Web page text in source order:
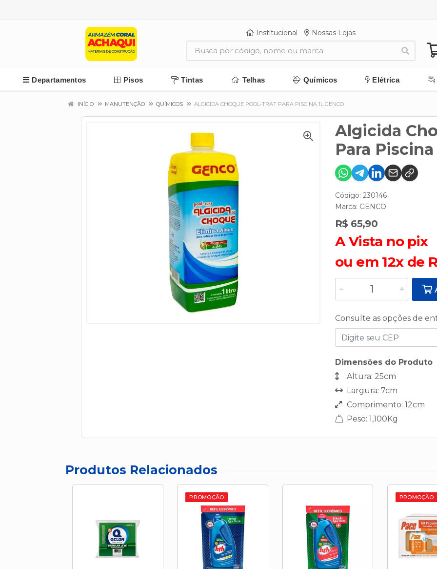
Institucional Nossas Lojas
Departamentos Pisos Tintas Telhas Químicos Elétrica
INÍCIO MANUTENÇÃO QUÍMICOS ALGICIDA CHOQUE POOL-TRAT PARA PISCINA 1L GENCO
Algicida
Para Piscina
Código: 230146
Marca: GENCO
R$ 65,90
A Vista no pix
ou em 12x de
Consulte as opções de
Dimensões do Produto
Altura: 25cm
Largura: 7cm
Comprimento: 12cm
Peso: 1,100Kg
Produtos Relacionados
PROMOÇÃO PROMOÇÃO